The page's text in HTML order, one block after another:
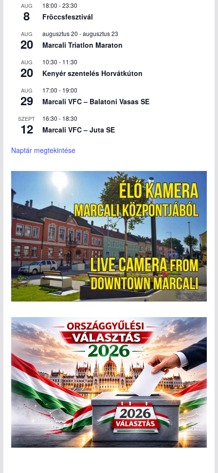
AUG
8
18:00 -23:30
Fröccsfesztivál
AUG
20
augusztus 20 -augusztus 23
Marcali Triatlon Maraton
AUG
20
10:30 - 11:30
Kenyér szentelés Horvátkúton
AUG
29
17:00 - 19:00
Marcali VFC – Balatoni Vasas SE
SZEPT
12
16:30 - 18:30
Marcali VFC – Juta SE
Naptár megtekintése